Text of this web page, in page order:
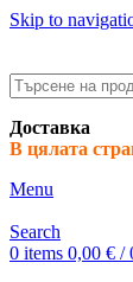
Skip to
Доставка
В цялата
Menu
Search
0 items 0,00 € /